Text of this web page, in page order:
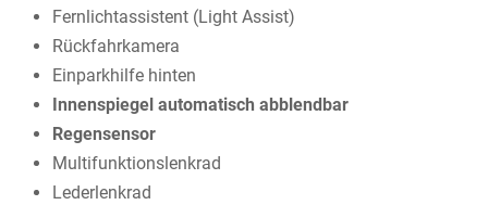
Fernlichtassistent (Light Assist)
Rückfahrkamera
Einparkhilfe hinten
Innenspiegel automatisch abblendbar
Regensensor
Multifunktionslenkrad
Lederlenkrad